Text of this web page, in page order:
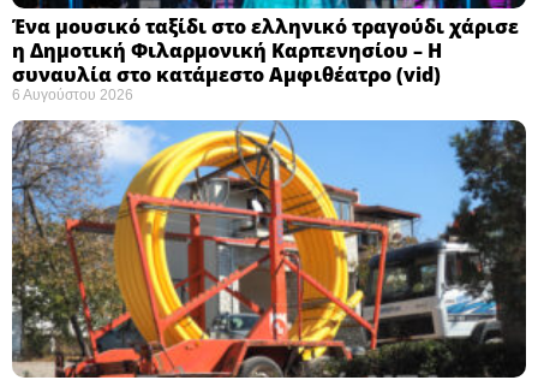
Ένα μουσικό ταξίδι στο ελληνικό τραγούδι χάρισε
η Δημοτική Φιλαρμονική Καρπενησίου – Η
συναυλία στο κατάμεστο Αμφιθέατρο (vid)
6 Αυγούστου 2026